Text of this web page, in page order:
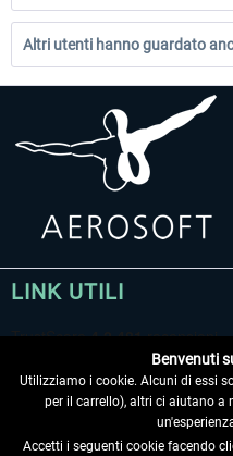
Altri utenti hanno guardato
LINK UTILI
Benvenuti
Utilizziamo i cookie. Alcuni di essi
per il carrello), altri ci aiutano a
Accetti i seguenti cookie facendo